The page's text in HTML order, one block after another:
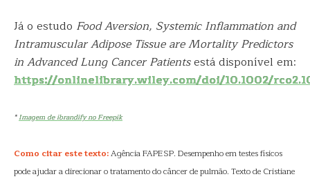
Já o estudo Food Aversion, Systemic Inflammation and
Intramuscular Adipose Tissue are Mortality Predictors
in Advanced Lung Cancer Patientsestá disponível em:
https://onlinelibrary.wiley.com/doi/10.1002/
*Imagem de ibrandify no Freepik
Como citar este texto:Agência FAPESP. Desempenho em testes físicos
pode ajudar a direcionar o tratamento do câncer de pulmão. Texto de Cristiane